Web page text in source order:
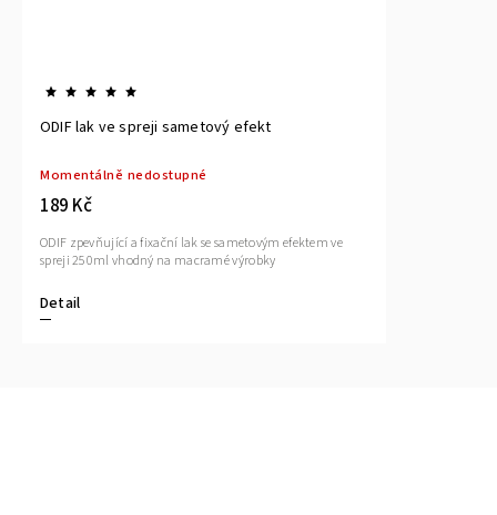
ODIF lak ve spreji sametový efekt
Momentálně nedostupné
189 Kč
Detail
ODIF zpevňující a fixační lak se sametovým efektem ve
spreji 250ml vhodný na macramé výrobky